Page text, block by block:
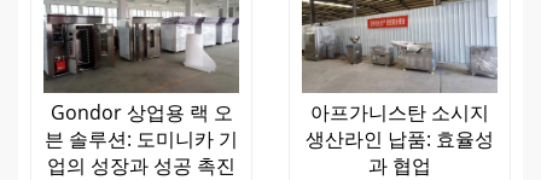
Gondor 상업용 랙 오
븐 솔루션: 도미니카 기
업의 성장과 성공 촉진
아프가니스탄 소시지
생산라인 납품: 효율성
과 협업